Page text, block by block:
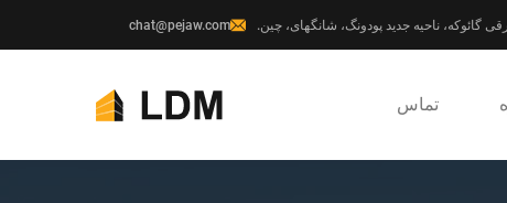
chat@pejaw.com
تماس